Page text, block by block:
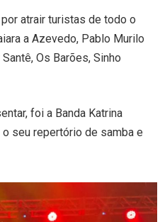
atrair turistas de todo o
a Azevedo, Pablo Murilo
Os Barões, Sinho
foi a Banda Katrina
seu repertório de samba e